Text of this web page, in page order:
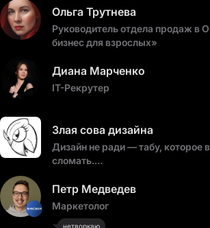
🦸‍♂️ Расширить свой круг общения
🏟 Разнообразить свой досуг
🥳 Найти друзей
🌏 Компания для путешествий
Ольга Трутнева
Руководитель отдела продаж в
бизнес для взрослых»
Диана Марченко
IT-Рекрутер
Злая сова дизайна
Дизайн не ради — табу, которое
сломать.
Истории про людей и о людях.
Петр Медведев
Маркетолог
нетворкаю